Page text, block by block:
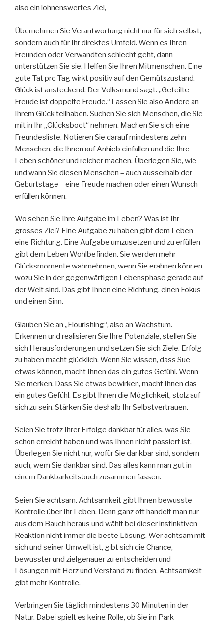
also ein lohnenswertes Ziel,
Übernehmen Sie Verantwortung nicht nur für sich selbst,
sondern auch für Ihr direktes Umfeld. Wenn es Ihren
Freunden oder Verwandten schlecht geht, dann
unterstützen Sie sie. Helfen Sie Ihren Mitmenschen. Eine
gute Tat pro Tag wirkt positiv auf den Gemütszustand.
Glück ist ansteckend. Der Volksmund sagt: „Geteilte
Freude ist doppelte Freude.“ Lassen Sie also Andere an
Ihrem Glück teilhaben. Suchen Sie sich Menschen, die Sie
mit in Ihr „Glücksboot“ nehmen. Machen Sie sich eine
Freundesliste. Notieren Sie darauf mindestens zehn
Menschen, die Ihnen auf Anhieb einfallen und die Ihre
Leben schöner und reicher machen. Überlegen Sie, wie
und wann Sie diesen Menschen – auch ausserhalb der
Geburtstage – eine Freude machen oder einen Wunsch
erfüllen können.
Wo sehen Sie Ihre Aufgabe im Leben? Was ist Ihr
grosses Ziel? Eine Aufgabe zu haben gibt dem Leben
eine Richtung. Eine Aufgabe umzusetzen und zu erfüllen
gibt dem Leben Wohlbefinden. Sie werden mehr
Glücksmomente wahrnehmen, wenn Sie erahnen können,
wozu Sie in der gegenwärtigen Lebensphase gerade auf
der Welt sind. Das gibt Ihnen eine Richtung, einen Fokus
und einen Sinn.
Glauben Sie an „Flourishing“, also an Wachstum.
Erkennen und realisieren Sie Ihre Potenziale, stellen Sie
sich Herausforderungen und setzen Sie sich Ziele. Erfolg
zu haben macht glücklich. Wenn Sie wissen, dass Sue
etwas können, macht Ihnen das ein gutes Gefühl. Wenn
Sie merken. Dass Sie etwas bewirken, macht Ihnen das
ein gutes Gefühl. Es gibt Ihnen die Möglichkeit, stolz auf
sich zu sein. Stärken Sie deshalb Ihr Selbstvertrauen.
Seien Sie trotz Ihrer Erfolge dankbar für alles, was Sie
schon erreicht haben und was Ihnen nicht passiert ist.
Überlegen Sie nicht nur, wofür Sie dankbar sind, sondern
auch, wem Sie dankbar sind. Das alles kann man gut in
einem Dankbarkeitsbuch zusammen fassen.
Seien Sie achtsam. Achtsamkeit gibt Ihnen bewusste
Kontrolle über Ihr Leben. Denn ganz oft handelt man nur
aus dem Bauch heraus und wählt bei dieser instinktiven
Reaktion nicht immer die beste Lösung. Wer achtsam mit
sich und seiner Umwelt ist, gibt sich die Chance,
bewusster und zielgenauer zu entscheiden und
Lösungen mit Herz und Verstand zu finden. Achtsamkeit
gibt mehr Kontrolle.
Verbringen Sie täglich mindestens 30 Minuten in der
Natur. Dabei spielt es keine Rolle, ob Sie im Park